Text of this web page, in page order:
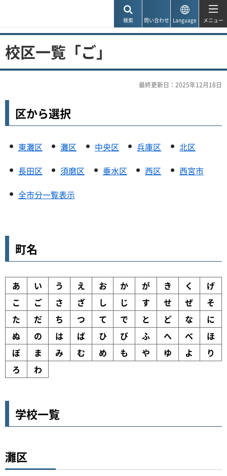
検索 問い合わせ Language メニュー
校区一覧「ご」
最終更新日：2025年12月18日
区から選択
東灘区 灘区 中央区 兵庫区
北区
長田区
須磨区 垂水区 西区
西宮市
全市分一覧表示
町名
あ い う え お か が き く
げ
こ
ご さ ざ し じ す せ ぜ
そ
た
だ ち つ て で と ど な
に
ぬ
の は ば ひ び ふ へ べ
ほ
ぼ
ま み む め も や ゆ よ
り
ろ
わ
学校一覧
灘区